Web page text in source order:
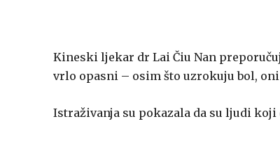
Kineski ljekar dr Lai Čiu Nan
vrlo opasni – osim što uzrokuju bol, oni
Istraživanja su pokazala da su ljudi